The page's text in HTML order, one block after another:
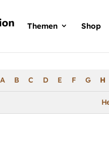
Themen Shop
A B C D E F G H